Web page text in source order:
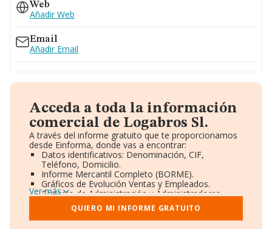
Web
Añadir Web
Email
Añadir Email
Acceda a toda la información
comercial de Logabros Sl.
A través del informe gratuito que te proporcionamos
desde Einforma, donde vas a encontrar:
Datos identificativos: Denominación, CIF,
Teléfono, Domicilio.
Informe Mercantil Completo (BORME).
Gráficos de Evolución Ventas y Empleados.
Consejo de Administración y Administradores.
Directivos y Ejecutivos.
Accionistas.
Participaciones y Vinculaciones en otras empresas.
Ver más
QUIERO MI INFORME GRATUITO